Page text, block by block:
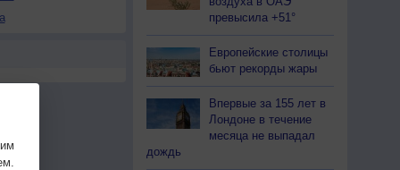
превысила +51°
Европейские столицы
бьют рекорды жары
Впервые за 155 лет в
Лондоне в течение
месяца не выпадал
дождь